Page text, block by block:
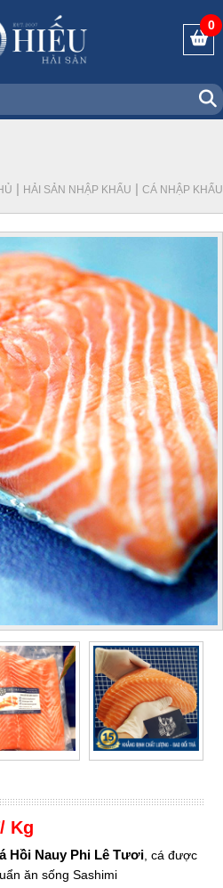
0
| HẢI SẢN NHẬP KHẨU | CÁ NHẬP KHẨU
Kg
Hồi Nauy Phi Lê Tươi, cá được
ăn sống Sashimi